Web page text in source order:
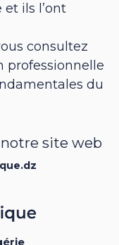
ils l’ont
consultez
professionnelle
du
notre site web